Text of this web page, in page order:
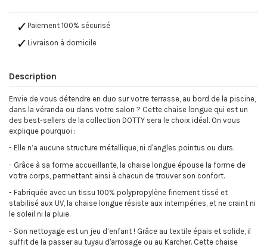
Paiement 100% sécurisé
Livraison à domicile
Description
Envie de vous détendre en duo sur votre terrasse, au bord de la piscine,
dans la véranda ou dans votre salon ? Cette chaise longue qui est un
des best-sellers de la collection DOTTY sera le choix idéal. On vous
explique pourquoi :
- Elle n’a aucune structure métallique, ni d'angles pointus ou durs.
- Grâce à sa forme accueillante, la chaise longue épouse la forme de
votre corps, permettant ainsi à chacun de trouver son confort.
- Fabriquée avec un tissu 100% polypropylène finement tissé et
stabilisé aux UV, la chaise longue résiste aux intempéries, et ne craint ni
le soleil ni la pluie.
- Son nettoyage est un jeu d’enfant ! Grâce au textile épais et solide, il
suffit de la passer au tuyau d'arrosage ou au Karcher. Cette chaise